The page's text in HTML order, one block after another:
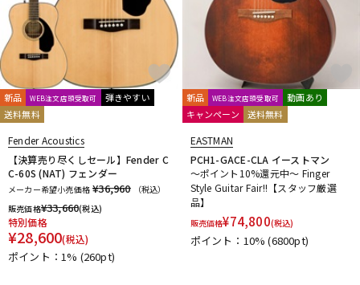
新品 WEB注文店頭受取可
弾きやすい
送料無料
Fender Acoustics
【決算売り尽くしセール】Fender C
C-60S (NAT) フェンダー
メーカー希望小売価格 ¥36,960
（税込）
販売価格¥33,660(税込)
特別価格
¥28,600(税込)
ポイント：1% (260pt)
新品 WEB注文店頭受取可
動画あり
キャンペーン
送料無料
EASTMAN
PCH1-GACE-CLA イーストマン
～ポイント10%還元中～ Finger
Style Guitar Fair!!【スタッフ厳選
品】
販売価格¥74,800(税込)
ポイント：10%(6800pt)